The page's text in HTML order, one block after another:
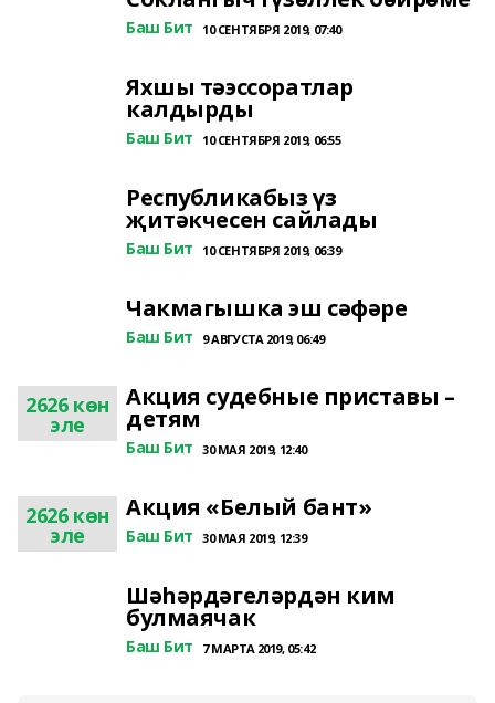
Баш Бит 10 СЕНТЯБРЯ 2019, 07:40
Яхшы тәэссоратлар
калдырды
Баш Бит 10 СЕНТЯБРЯ 2019, 06:55
Республикабыз үз
җитәкчесен сайлады
Баш Бит 10 СЕНТЯБРЯ 2019, 06:39
Чакмагышка эш сәфәре
Баш Бит 9 АВГУСТА 2019, 06:49
2626 көн
эле
Акция судебные приставы –
детям
Баш Бит 30 МАЯ 2019, 12:40
2626 көн
эле
Акция «Белый бант»
Баш Бит 30 МАЯ 2019, 12:39
Шәһәрдәгеләрдән ким
булмаячак
Баш Бит 7 МАРТА 2019, 05:42